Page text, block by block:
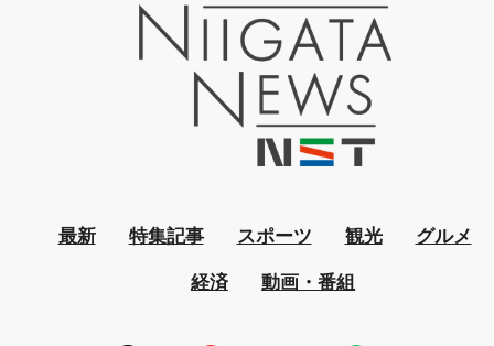
最新 特集記事 スポーツ 観光 グルメ
経済 動画・番組